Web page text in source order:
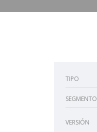
TIPO
SEGMENTO
VERSIÓN